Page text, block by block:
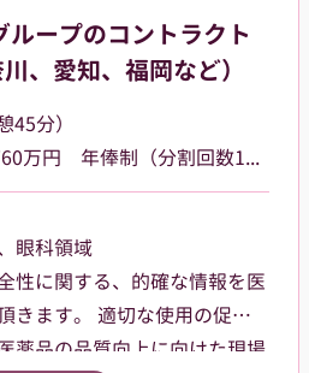
ープのコントラクト
、愛知、福岡など）
分）
想定年収560万円～760万円 年俸制（分割回数12回）基本給400,000円～ その他日当、車両手当、他手当あり
眼科領域
性に関する、的確な情報を医
きます。 適切な使用の促進
薬品の品質向上に向けた現場